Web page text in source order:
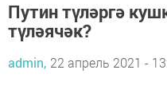
Путин түләргә
түләячәк?
admin, 22 апрель 2021 -